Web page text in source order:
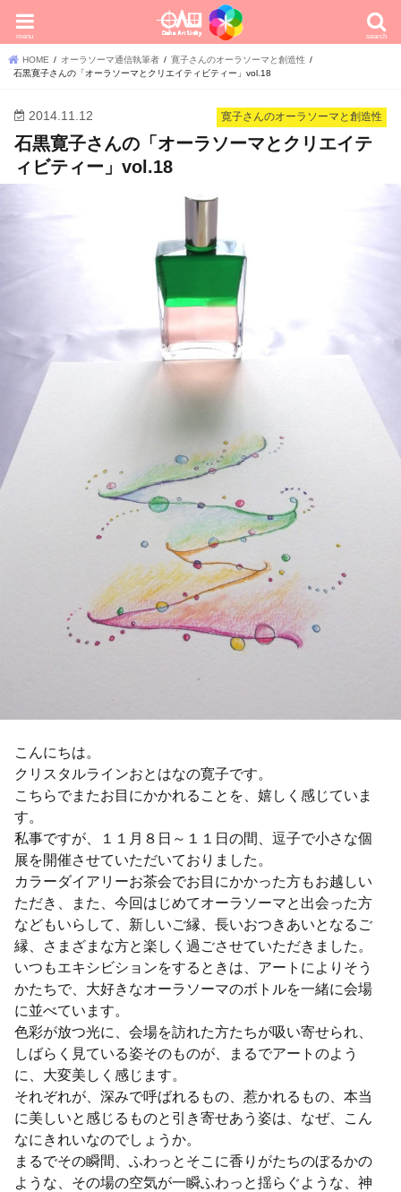
search
menu
HOME オーラソーマ通信執筆者
寛子さんのオーラソーマと創造性
石黒寛子さんの「オーラソーマとクリエイティビティー」vol.18
寛子さんのオーラソーマと創造性
2014.11.12
石黒寛子さんの「オーラソーマとクリエイテ
ィビティー」vol.18
こんにちは。
クリスタルラインおとはなの寛子です。
こちらでまたお目にかかれることを、嬉しく感じていま
す。
私事ですが、１１月８日～１１日の間、逗子で小さな個
展を開催させていただいておりました。
カラーダイアリーお茶会でお目にかかった方もお越しい
ただき、また、今回はじめてオーラソーマと出会った方
などもいらして、新しいご縁、長いおつきあいとなるご
縁、さまざまな方と楽しく過ごさせていただきました。
いつもエキシビションをするときは、アートによりそう
かたちで、大好きなオーラソーマのボトルを一緒に会場
に並べています。
色彩が放つ光に、会場を訪れた方たちが吸い寄せられ、
しばらく見ている姿そのものが、まるでアートのよう
に、大変美しく感じます。
それぞれが、深みで呼ばれるもの、惹かれるもの、本当
に美しいと感じるものと引き寄せあう姿は、なぜ、こん
なにきれいなのでしょうか。
まるでその瞬間、ふわっとそこに香りがたちのぼるかの
ような、その場の空気が一瞬ふわっと揺らぐような、神